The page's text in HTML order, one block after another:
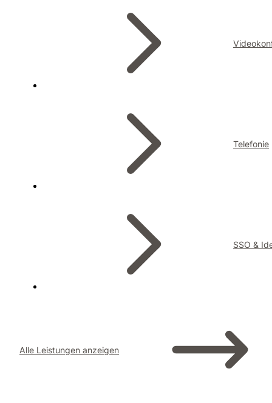
Telefonie
SSO &
Alle Leistungen anzeigen